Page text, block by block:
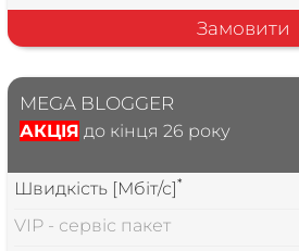
Замовити
MEGA BLOGGER
АКЦІЯ до кінця 26 року
Швидкість [Мбіт/с]*
VIP - сервіс пакет